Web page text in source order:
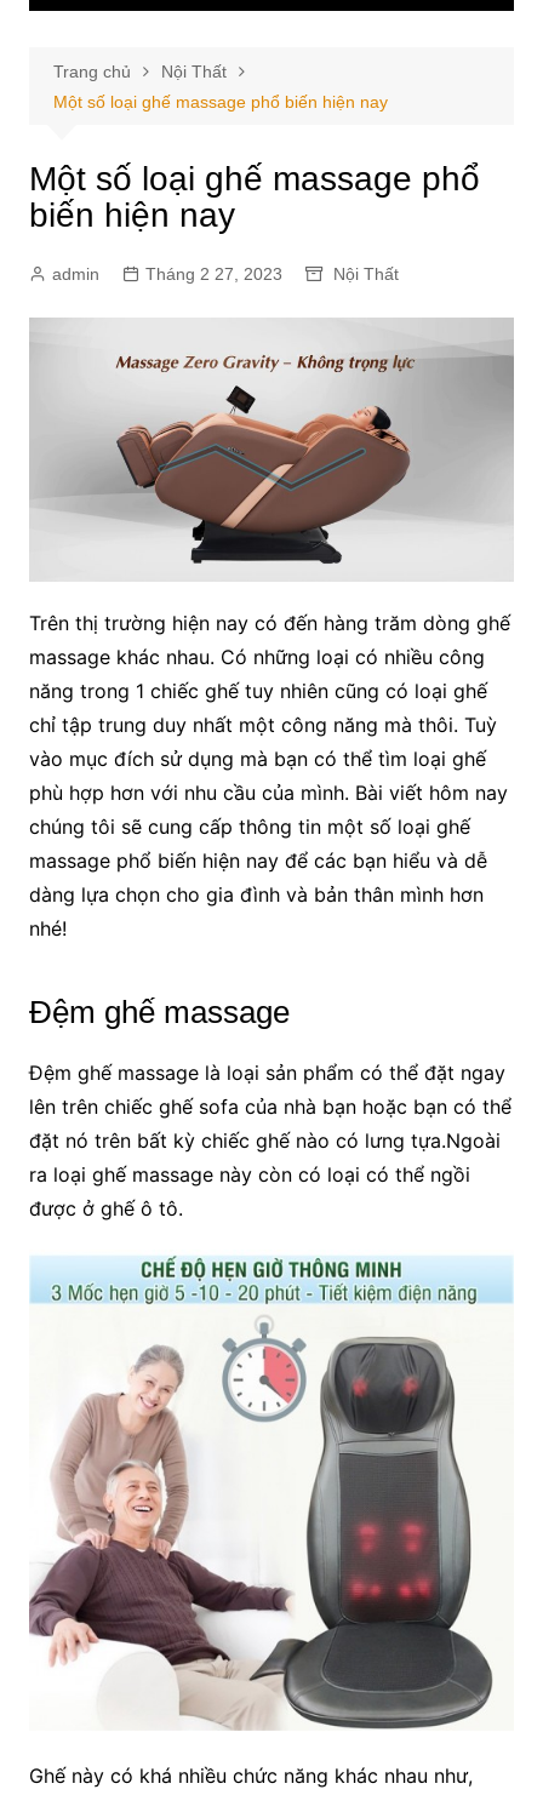
Trang chủ
Nội Thất
Một số loại ghế massage phổ biến hiện nay
Một số loại ghế massage phổ
biến hiện nay
admin Tháng 2 27, 2023 Nội Thất
Trên thị trường hiện nay có đến hàng trăm dòng ghế
massage khác nhau. Có những loại có nhiều công
năng trong 1 chiếc ghế tuy nhiên cũng có loại ghế
chỉ tập trung duy nhất một công năng mà thôi. Tuỳ
vào mục đích sử dụng mà bạn có thể tìm loại ghế
phù hợp hơn với nhu cầu của mình. Bài viết hôm nay
chúng tôi sẽ cung cấp thông tin một số loại ghế
massage phổ biến hiện nay để các bạn hiểu và dễ
dàng lựa chọn cho gia đình và bản thân mình hơn
nhé!
Đệm ghế massage
Đệm ghế massage là loại sản phẩm có thể đặt ngay
lên trên chiếc ghế sofa của nhà bạn hoặc bạn có thể
đặt nó trên bất kỳ chiếc ghế nào có lưng tựa.Ngoài
ra loại ghế massage này còn có loại có thể ngồi
được ở ghế ô tô.
Ghế này có khá nhiều chức năng khác nhau như,